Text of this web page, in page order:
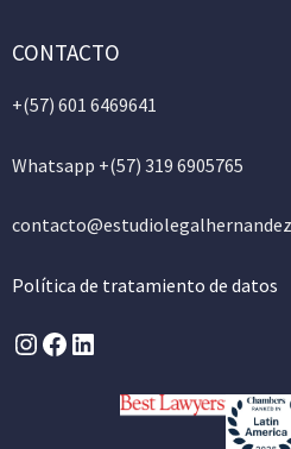
CONTACTO
+(57) 601 6469641
Whatsapp +(57) 319 6905765
Política de tratamiento de datos